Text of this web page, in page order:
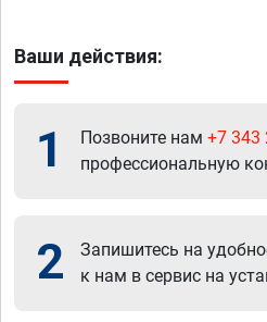
Ваши действия:
1 Позвоните нам +7 343
профессиональную
2
Запишитесь на
к нам в сервис на